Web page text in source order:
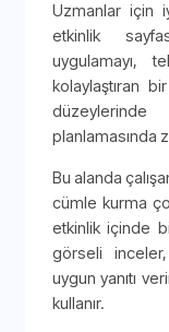
Uzmanlar için
etkinlik
uygulamayı,
kolaylaştıran
planlamasında
Bu alanda
cümle kurma
etkinlik içinde
görseli
uygun yanıtı
kullanır.